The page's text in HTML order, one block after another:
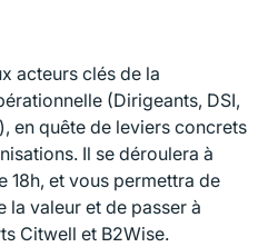
acteurs clés de la
(Dirigeants, DSI,
en quête de leviers concrets
Il se déroulera à
18h, et vous permettra de
la valeur et de passer à
Citwell et B2Wise.